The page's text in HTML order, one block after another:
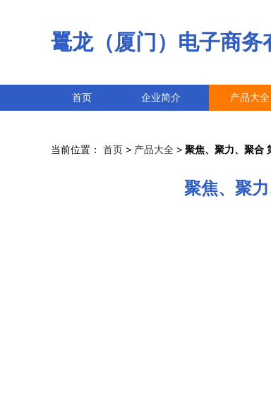
鼍龙（厦门）电子商务
首页 企业简介 产品大全
当前位置： 首页 > 产品大全 > 聚焦、聚力、聚合
聚焦、聚